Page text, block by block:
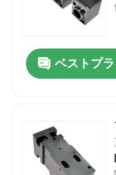
引用を要求しな
油圧石のブレー
掘削機の油圧ブ
ベストプ